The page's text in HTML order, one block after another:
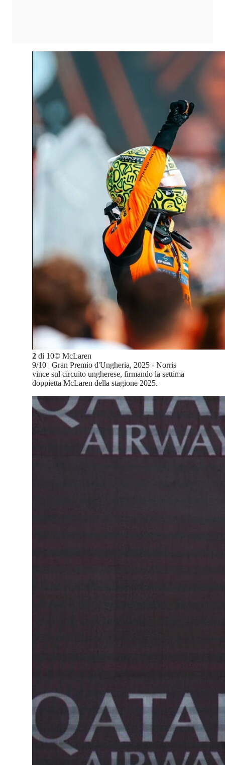
2 di 10© McLaren
9/10 | Gran Premio d'Ungheria, 2025 - Norris
vince sul circuito ungherese, firmando la settima
doppietta McLaren della stagione 2025.